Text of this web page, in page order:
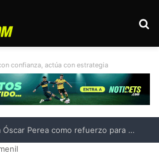
confianza, actúa con estrategia
Liga MX vs MLS All-Star Game 2026: previa, fecha, horario, convocados y todo lo que debes saber